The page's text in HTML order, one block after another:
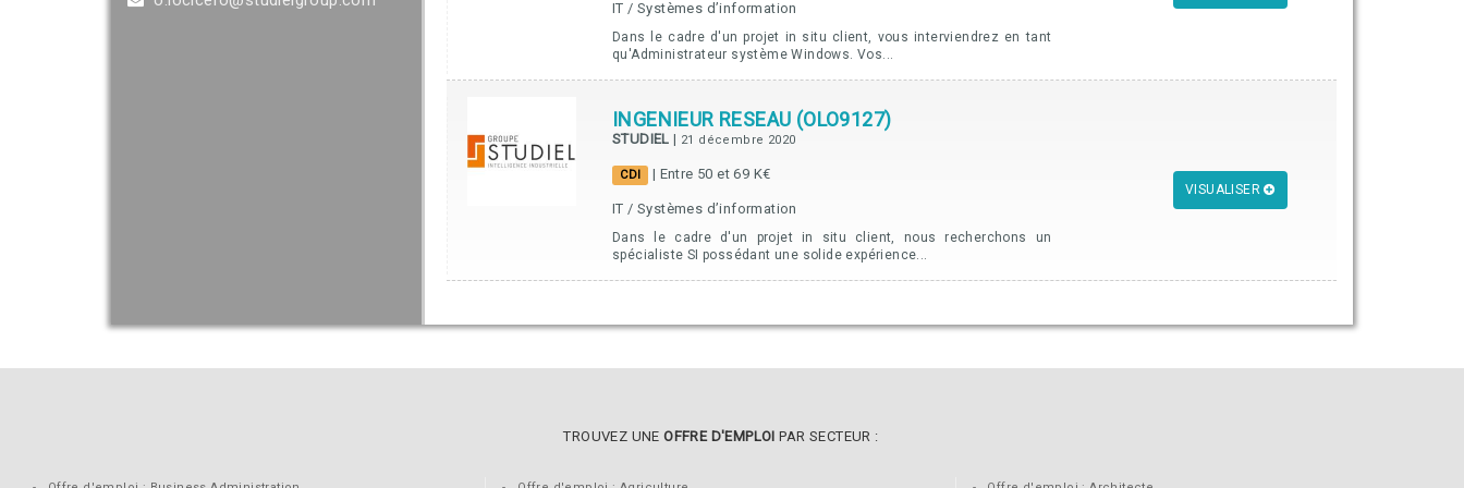
IT / Systèmes d’information
Dans le cadre d'un projet in situ client, vous interviendrez en tant
qu'Administrateur système Windows. Vos...
INGENIEUR RESEAU (OLO9127)
STUDIEL | 21 décembre 2020
CDI | Entre 50 et 69 K€
IT / Systèmes d’information
Dans le cadre d'un projet in situ client, nous recherchons un
spécialiste SI possédant une solide expérience...
VISUALISER
TROUVEZ UNEOFFRE D'EMPLOI PAR SECTEUR :